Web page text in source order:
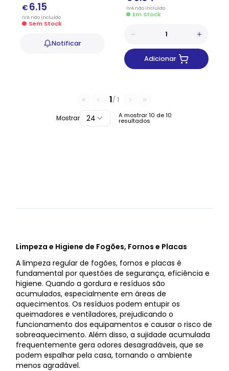
€ 6.15
IVA nãoincluído
Sem Stock
Notificar
IVA nãoincluído
Em Stock
Adicionar
A mostrar10 de10
resultados
1/1
Mostrar 24
Limpeza e Higiene de Fogões, Fornos e Placas
A limpeza regular de fogões, fornos e placas é
fundamental por questões de segurança, eficiência e
higiene. Quando a gordura e resíduos são
acumulados, especialmente em áreas de
aquecimentos. Os resíduos podem entupir os
queimadores e ventiladores, prejudicando o
funcionamento dos equipamentos e causar o risco de
sobreaquecimento. Além disso, a sujidade acumulada
frequentemente gera odores desagradáveis, que se
podem espalhar pela casa, tornando o ambiente
menos agradável.